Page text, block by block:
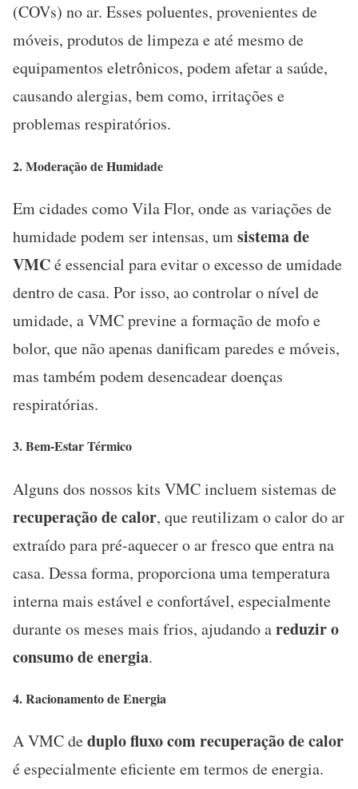
(COVs) no ar. Esses poluentes, provenientes de
móveis, produtos de limpeza e até mesmo de
equipamentos eletrônicos, podem afetar a saúde,
causando alergias, bem como, irritações e
problemas respiratórios.
2.Moderação de Humidade
Em cidades como Vila Flor, onde as variações de
humidade podem ser intensas, umsistema de
VMCé essencial para evitar o excesso de umidade
dentro de casa. Por isso, ao controlar o nível de
umidade, a VMC previne a formação de mofo e
bolor, que não apenas danificam paredes e móveis,
mas também podem desencadear doenças
respiratórias.
3.Bem-Estar Térmico
Alguns dos nossos kits VMC incluem sistemas de
recuperação de calor, que reutilizam o calor do ar
extraído para pré-aquecer o ar fresco que entra na
casa. Dessa forma, proporciona uma temperatura
interna mais estável e confortável, especialmente
durante os meses mais frios, ajudando areduzir o
consumo de energia.
4.Racionamento de Energia
A VMC deduplo fluxo com recuperação de calor
é especialmente eficiente em termos de energia.